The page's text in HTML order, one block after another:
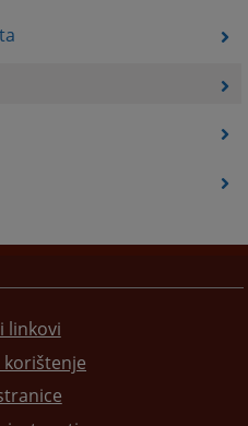
linkovi
korištenje